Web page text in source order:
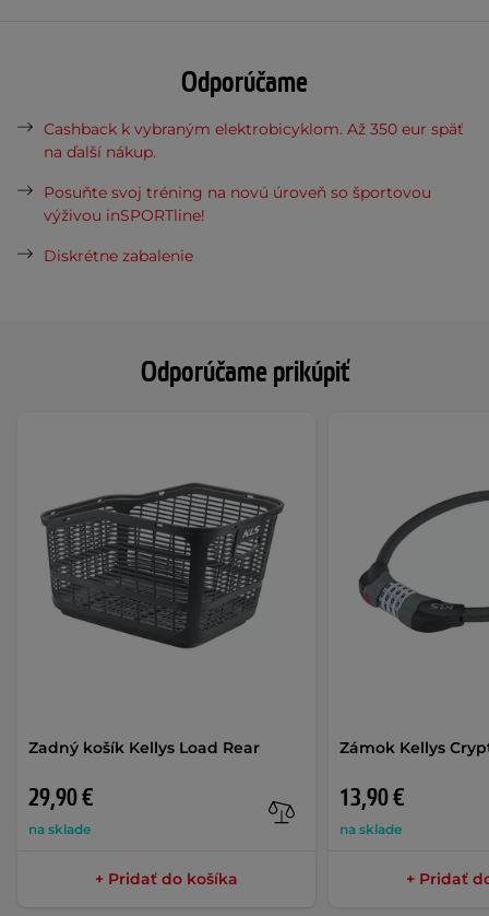
Odporúčame prikúpiť
Zadný košík Kellys Load Rear
29,90 €
na sklade
+ Pridať do košíka
Zámok Kellys
13,90 €
na sklade
+ Pridať
Odporúčame
Cashback k vybraným elektrobicyklom. Až 350 eur späť
na ďalší nákup.
Posuňte svoj tréning na novú úroveň so športovou
výživou inSPORTline!
Diskrétne zabalenie